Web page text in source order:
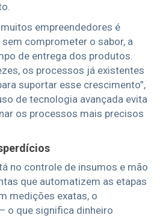
empreendedores é
comprometer o sabor, a
de entrega dos produtos.
os processos já existentes
suportar esse crescimento”,
de tecnologia avançada evita
os processos mais precisos
no controle de insumos e mão
que automatizem as etapas
medições exatas, o
o que significa dinheiro